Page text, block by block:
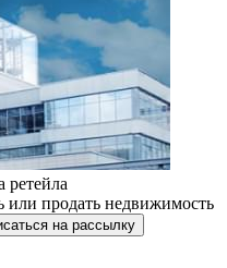
ретейла
или продать недвижимость